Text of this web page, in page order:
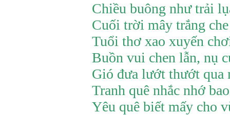
Chiều buông như trải
Cuối trời mây trắng
Tuổi thơ xao xuyến
Buồn vui chen lẫn, nụ
Gió đưa lướt thướt qua
Tranh quê nhắc nhớ
Yêu quê biết mấy cho